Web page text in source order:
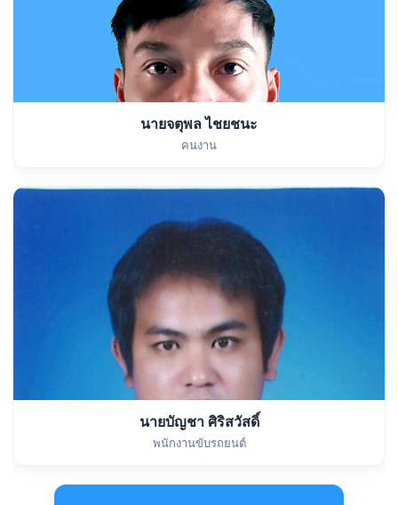
นายจตุพล ไชยชนะ
คนงาน
นายบัญชา ศิริสวัสดิ์
พนักงานขับรถยนต์